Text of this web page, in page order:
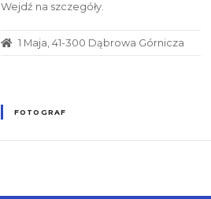
Wejdź na szczegóły.
1 Maja, 41-300 Dąbrowa Górnicza
FOTOGRAF